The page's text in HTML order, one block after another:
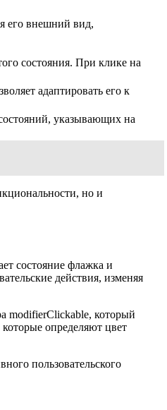
его внешний вид,
состояния. При клике на
адаптировать его к
указывающих на
но и
состояние флажка и
действия, изменяя
modifierClickable, который
определяют цвет
пользовательского